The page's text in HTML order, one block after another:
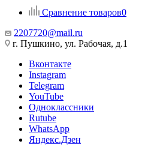
Сравнение товаров0
2207720@mail.ru
г. Пушкино, ул. Рабочая, д.1
Вконтакте
Instagram
Telegram
YouTube
Одноклассники
Rutube
WhatsApp
Яндекс.Дзен